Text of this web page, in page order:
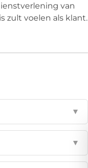
van
zult voelen als klant.
▼
▼